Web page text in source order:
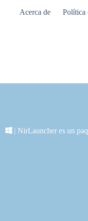
Acerca de Política
| NirLauncher es un